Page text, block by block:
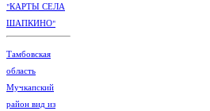
"КАРТЫ СЕЛА
ШАПКИНО"
Тамбовская
область
Мучкапский
район вид из